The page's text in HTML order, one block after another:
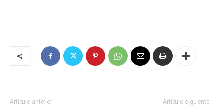
Artículo anterior Artículo siguiente